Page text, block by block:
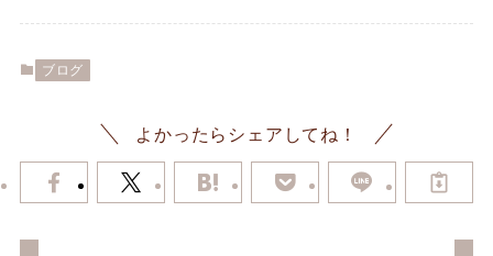
ブログ
よかったらシェアしてね！